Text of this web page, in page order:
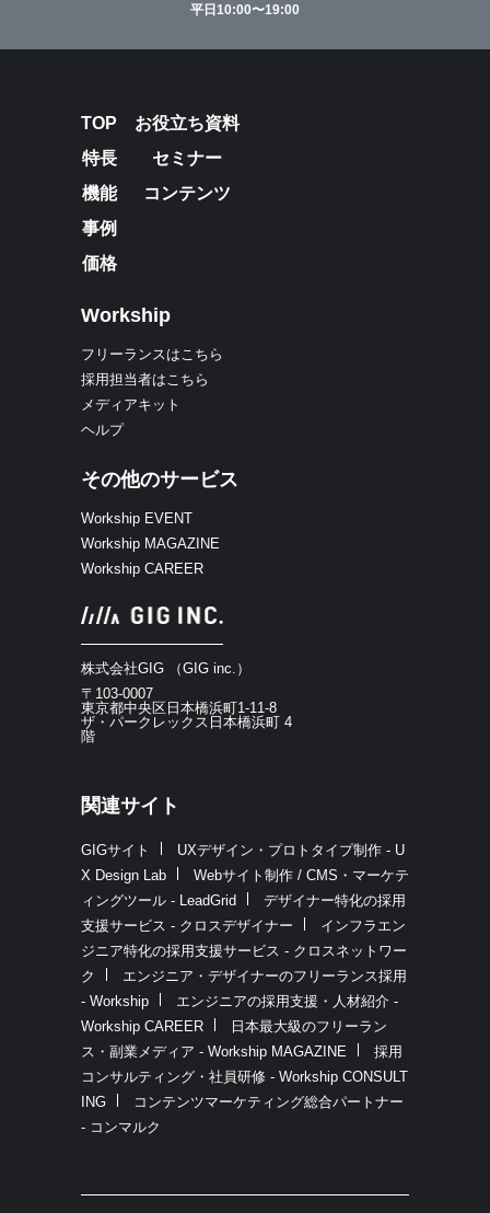
平日10:00〜19:00
TOP
特長
機能
事例
価格
お役立ち資料
セミナー
コンテンツ
Workship
フリーランスはこちら
採用担当者はこちら
メディアキット
ヘルプ
その他のサービス
Workship EVENT
Workship MAGAZINE
Workship CAREER
株式会社GIG （GIG inc.）
〒103-0007
東京都中央区日本橋浜町1-11-8
ザ・パークレックス日本橋浜町 4
階
関連サイト
GIGサイト
UXデザイン・プロトタイプ制作 - U
X Design Lab
Webサイト制作 / CMS・マーケテ
ィングツール - LeadGrid
デザイナー特化の採用
支援サービス - クロスデザイナー
インフラエン
ジニア特化の採用支援サービス - クロスネットワー
ク
エンジニア・デザイナーのフリーランス採用
- Workship
エンジニアの採用支援・人材紹介 -
Workship CAREER
日本最大級のフリーラン
ス・副業メディア - Workship MAGAZINE
採用
コンサルティング・社員研修 - Workship CONSULT
ING
コンテンツマーケティング総合パートナー
- コンマルク